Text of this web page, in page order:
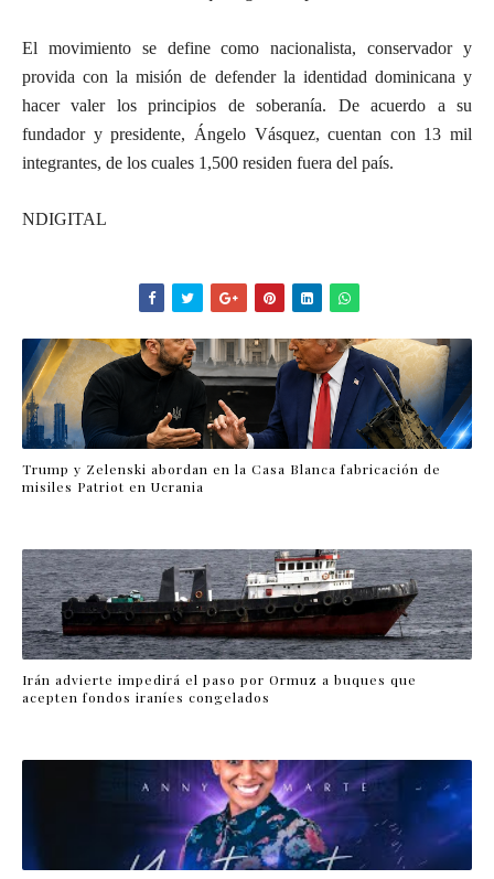
El movimiento se define como nacionalista, conservador y
provida con la misión de defender la identidad dominicana y
hacer valer los principios de soberanía. De acuerdo a su
fundador y presidente, Ángelo Vásquez, cuentan con 13 mil
integrantes, de los cuales 1,500 residen fuera del país.
NDIGITAL
Trump y Zelenski abordan en la Casa Blanca fabricación de
misiles Patriot en Ucrania
Irán advierte impedirá el paso por Ormuz a buques que
acepten fondos iraníes congelados